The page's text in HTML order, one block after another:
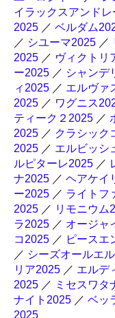
イラックスアンド
2025 ／ ベルダム
／ シユーマ2025 ／
2025 ／ ヴィクトリ
ー2025 ／ シャンデ
ィ2025 ／ エルヴァ
2025 ／ ワグニス
ティーク２2025 ／
2025 ／ クラシック
2025 ／ エルビッシ
ルピターレ2025 ／
ナ2025 ／ ヘアケイ
ー2025 ／ ライトフ
2025 ／ リモニウム
ラ2025 ／ オージャ
コ2025 ／ ピースエ
／ シーズオールエ
リア2025 ／ エルデ
2025 ／ ミセスワタ
ナイト2025 ／ ベッ
2025